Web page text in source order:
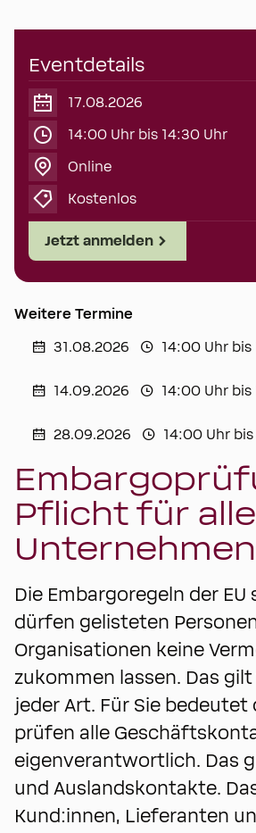
Pflicht für alle
Unternehmen
Die Embargoregeln der EU
dürfen gelisteten
Organisationen keine
zukommen lassen. Das
jeder Art. Für Sie bedeutet
prüfen alle
eigenverantwortlich. Das
und Auslandskontakte.
Kund:innen, Lieferanten
Eventdetails
17.08.2026
14:00 Uhr bis 14:30 Uhr
Online
Kostenlos
Jetzt anmelden
Weitere Termine
31.08.2026 14:00 Uhr bis
14.09.2026 14:00 Uhr bis
28.09.2026 14:00 Uhr